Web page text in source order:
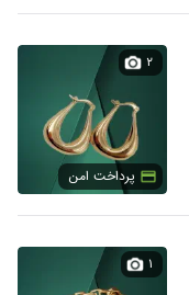
۲
پرداخت امن
۱